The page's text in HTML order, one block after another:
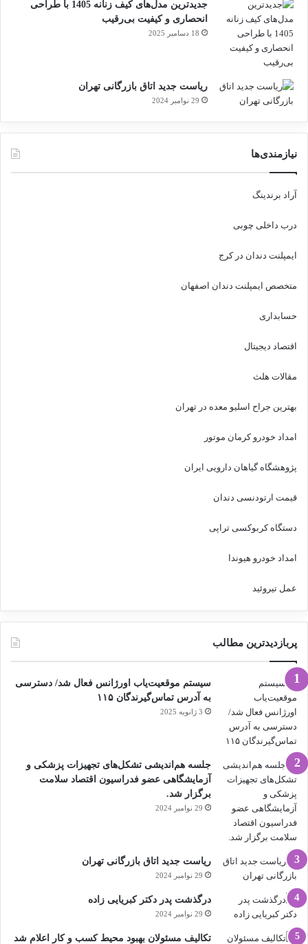
جدیدترین مدل‌های کیف زنانه 1405 با طراحی
انحصاری و کیفیت بی‌رقیب
18 دسامبر 2025
ریاست جدید اتاق بازرگانی تهران
29 نوامبر 2024
نیازمندی‌ها
آراد برندینگ
درب داخلی چوبی
ایمپلنت دندان در کرج
متخصص ایمپلنت دندان اصفهان
حسابداری
اقتصاد دیجیتال
مقالات هلث
بهترین جراح اسلیو معده در تهران
امداد خودرو کرمان موتور
پژوهشگاه گیاهان دارویی ایران
قیمت ارتودنسی دندان
دستگاه کربوکسی تراپی
امداد خودرو هیوندا
عمل تیروئید
پربازدیدترین مطالب
سیستم موقعیت‌یاب اورژانس فعال شد/ دسترسی
به آدرس تماس‌گیرندگان ۱۱۵
3 ژانویه 2025
جلسه هم‌اندیشی تشکل‌های تجهیزات پزشکی و
آزمایشگاهی عضو فدراسیون اقتصاد سلامت
برگزار شد.
29 نوامبر 2024
ریاست جدید اتاق بازرگانی تهران
29 نوامبر 2024
درگذشت پدر دکتر کبریایی زاده
29 نوامبر 2024
تکالیف مسئولان بهبود محیط کسب و کار اعلام شد